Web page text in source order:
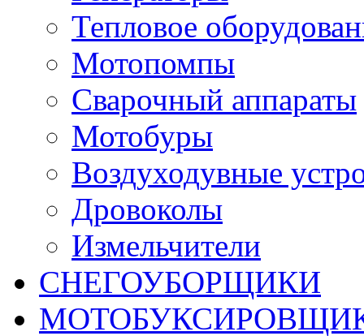
Тепловое
Мотопомпы
Сварочный аппараты
Мотобуры
Воздуходувные
Дровоколы
Измельчители
СНЕГОУБОРЩИКИ